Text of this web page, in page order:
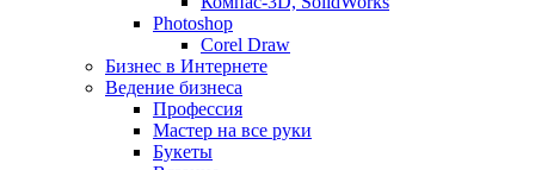
Photoshop
Corel Draw
Бизнес в Интернете
Ведение бизнеса
Профессия
Мастер на все руки
Букеты